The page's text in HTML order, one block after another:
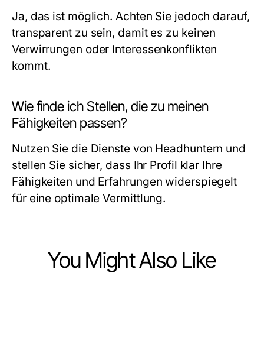
Ja, das ist möglich. Achten Sie jedoch darauf,
transparent zu sein, damit es zu keinen
Verwirrungen oder Interessenkonflikten
kommt.
Wie finde ich Stellen, die zu meinen
Fähigkeiten passen?
Nutzen Sie die Dienste von Headhuntern und
stellen Sie sicher, dass Ihr Profil klar Ihre
Fähigkeiten und Erfahrungen widerspiegelt
für eine optimale Vermittlung.
You Might Also Like